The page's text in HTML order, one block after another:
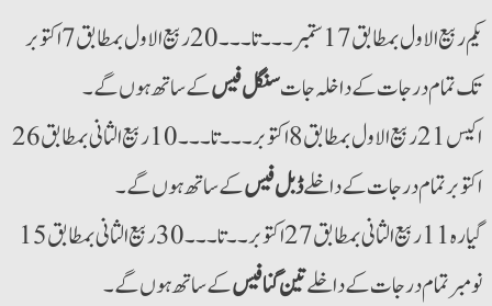
یکم ربیع الاول بمطابق 17 ستمبر۔۔۔تا۔۔۔ 20 ربیع الاول بمطابق 7 اکتوبر
تک تمام درجات کے داخلہ جاتسنگل فیسکے ساتھ ہوں گے۔
اکیس21 ربیع الاول بمطابق 8 اکتوبر ۔۔۔تا۔۔۔ 10ربیع الثانی بمطابق 26
اکتوبر تمام درجات کے داخلےڈبل فیسکے ساتھ ہوں گے۔
گیارہ 11ربیع الثانی بمطابق 27 اکتوبر۔۔تا۔۔۔30 ربیع الثانی بمطابق 15
نومبر تمام درجات کے داخلےتین گنا فیسکے ساتھ ہوں گے۔